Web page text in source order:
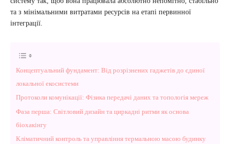
та з мінімальними витратами ресурсів на етапі первинної
інтеграції.
Концептуальний фундамент: Від розрізнених гаджетів до єдиної
локальної екосистеми
Протоколи комунікації: Фізика передачі даних та топологія мереж
Фаза перша: Світловий дизайн та циркадні ритми як основа
біохакінгу
Кліматичний контроль та управління термальною масою будинку